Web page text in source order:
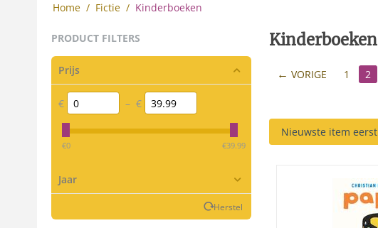
Home / Fictie / Kinderboeken
PRODUCT FILTERS
Prijs
€ – €
‎€0 ‎€39.99
Jaar
Herstel
Kinderboeken
VORIGE 1 2
Nieuwste item eerst